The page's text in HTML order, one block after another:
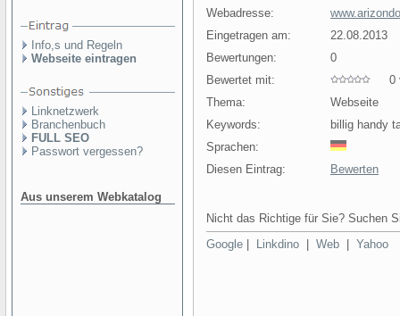
Info,s und Regeln
Webseite eintragen
Linknetzwerk
Branchenbuch
FULL SEO
Passwort vergessen?
Aus unserem Webkatalog
Webadresse:
Eingetragen am:
22.08.2013
Bewertungen:
0
Bewertet mit:
0
Thema:
Webseite
Keywords:
billig handy
Sprachen:
Diesen Eintrag:
Bewerten
Nicht das Richtige für Sie? Suchen
Google
Linkdino Web Yahoo